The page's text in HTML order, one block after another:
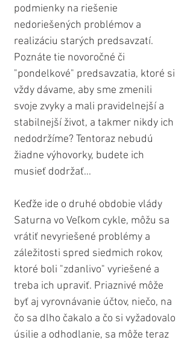
podmienky na riešenie
nedoriešených problémov a
realizáciu starých predsavzatí.
Poznáte tie novoročné či
"pondelkové" predsavzatia, ktoré si
vždy dávame, aby sme zmenili
svoje zvyky a mali pravidelnejší a
stabilnejší život, a takmer nikdy ich
nedodržíme? Tentoraz nebudú
žiadne výhovorky, budete ich
musieť dodržať...
Keďže ide o druhé obdobie vlády
Saturna vo Veľkom cykle, môžu sa
vrátiť nevyriešené problémy a
záležitosti spred siedmich rokov,
ktoré boli "zdanlivo" vyriešené a
treba ich upraviť. Priaznivé môže
byť aj vyrovnávanie účtov, niečo, na
čo sa dlho čakalo a čo si vyžadovalo
úsilie a odhodlanie, sa môže teraz